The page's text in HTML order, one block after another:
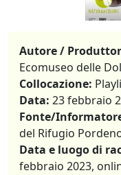
Autore /
Ecomuseo delle
Collocazione:
Data: 23 febbraio
Fonte/
del Rifugio
Data e luogo di
febbraio 2023,